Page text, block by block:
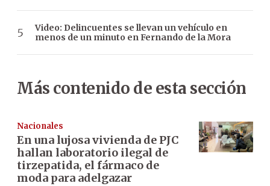
Video: Delincuentes se llevan un vehículo en
menos de un minuto en Fernando de la Mora
Más contenido de esta sección
Nacionales
En una lujosa vivienda de PJC
hallan laboratorio ilegal de
tirzepatida, el fármaco de
moda para adelgazar